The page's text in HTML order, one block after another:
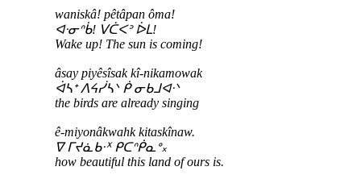
waniskâ! pêtâpan ôma!
ᐊᐧᓂᐢᑳ! ᐯᑖᐸᐣ ᐆᒪ!
Wake up! The sun is coming!
âsay piyêsîsak kî-nikamowak
ᐋᓴᕀ ᐱᔦᓰᓴᐠ ᑮ ᓂᑲᒧᐊᐧᐠ
the birds are already singing
ê-miyonâkwahk kitaskînaw.
ᐁ ᒥᔪᓈᑲᐧᕁ ᑭᑕᐢᑮᓇᐤ᙮
how beautiful this land of ours is.